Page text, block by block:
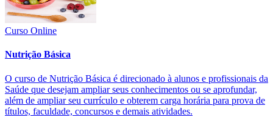
Curso Online
Nutrição Básica
O curso de Nutrição Básica é direcionado à alunos e profissionais da
Saúde que desejam ampliar seus conhecimentos ou se aprofundar,
além de ampliar seu currículo e obterem carga horária para prova de
títulos, faculdade, concursos e demais atividades.